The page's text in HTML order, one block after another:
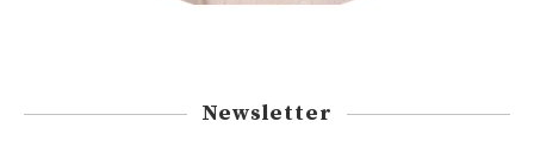
Newsletter